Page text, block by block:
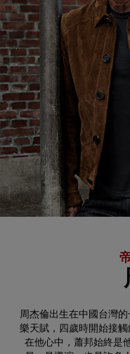
周杰倫出生在中國台灣
樂天賦，四歲時開始接
在他心中，蕭邦始終是